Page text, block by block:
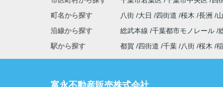
町名から探す
八街 大日 四街道 桜木 長洲
沿線から探す
総武本線 千葉都市モノレール
駅から探す
都賀 四街道 千葉 八街 桜木
富永不動産販売株式会社